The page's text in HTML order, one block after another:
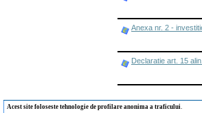
Anexa nr. 2 -
Declaratie art. 15
Acest site foloseste tehnologie de profilare anonima a traficului.